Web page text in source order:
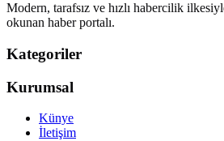
Modern, tarafsız ve hızlı habercilik
okunan haber portalı.
Kategoriler
Kurumsal
Künye
İletişim